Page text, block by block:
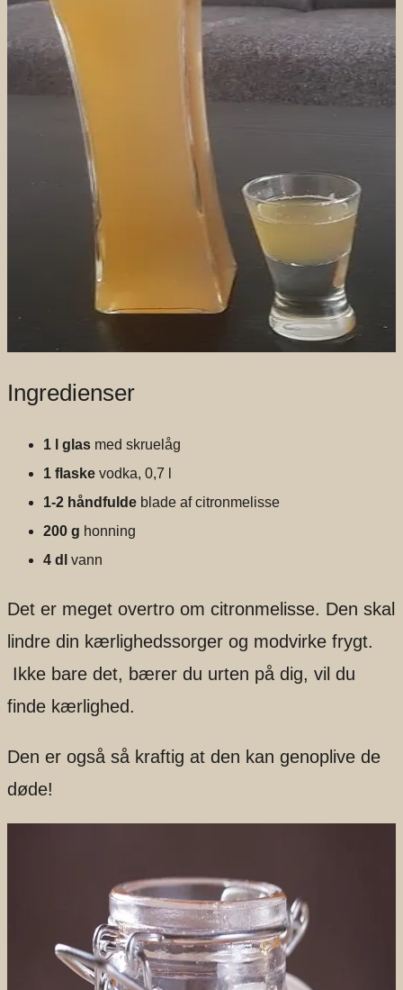
Ingredienser
1 l glas med skruelåg
1 flaske vodka, 0,7 l
1-2 håndfulde blade af citronmelisse
200 g honning
4 dl
vann
Det er meget overtro om citronmelisse. Den skal
lindre din kærlighedssorger og modvirke frygt.
Ikke bare det, bærer du urten på dig, vil du
finde kærlighed.
Den er også så kraftig at den kan genoplive de
døde!